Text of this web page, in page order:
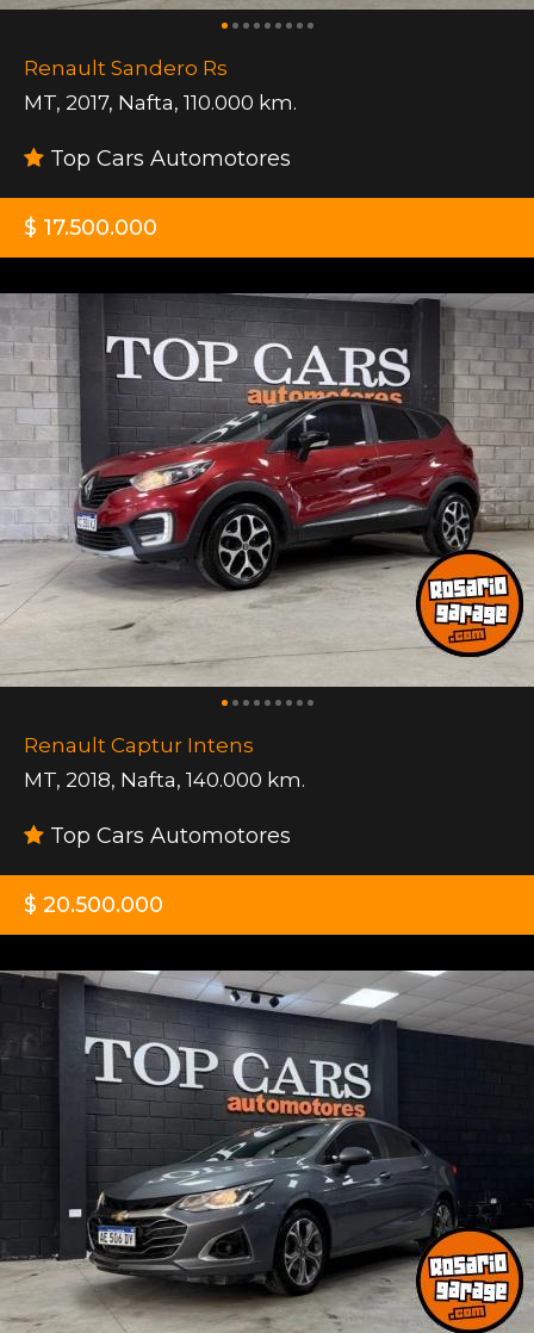
Renault Sandero Rs
MT, 2017, Nafta, 110.000 km.
Top Cars Automotores
$ 17.500.000
Renault Captur Intens
MT, 2018, Nafta, 140.000 km.
Top Cars Automotores
$ 20.500.000